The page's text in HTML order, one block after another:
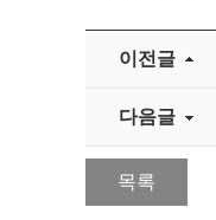
이전글
다음글
목록